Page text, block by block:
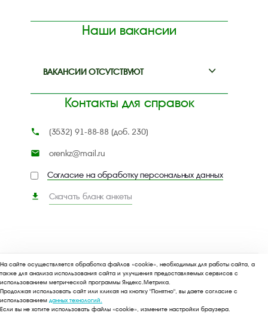
Наши вакансии
ВАКАНСИИ ОТСУТСТВУЮТ
Контакты для справок
phone (3532) 91-88-88 (доб. 230)
mail orenkz@mail.ru
Согласие на обработку персональных данных
file_download Скачать бланк анкеты
Входит в состав Агропромышленного холдинга "Русь"
На сайте осуществляется обработка файлов «cookie», необходимых для работы сайта, а
также для анализа использования сайта и улучшения предоставляемых сервисов с
использованием метрической программы Яндекс.Метрика.
Продолжая использовать сайт или кликая на кнопку "Понятно", вы даете согласие с
использованием данных технологий.
Если вы не хотите использовать файлы «cookie», измените настройки браузера.